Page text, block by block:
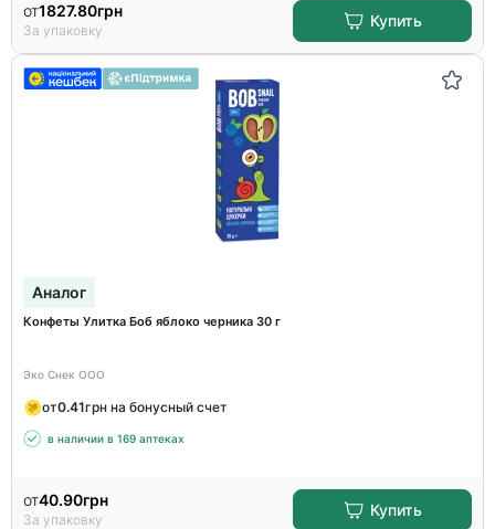
от1827.80грн
За упаковку
Купить
Аналог
Конфеты Улитка Боб яблоко черника 30 г
Эко Снек ООО
от0.41грн на бонусный счет
в наличии в 169 аптеках
от40.90грн
За упаковку
Купить